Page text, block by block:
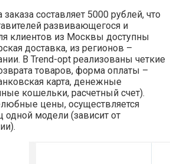
составляет 5000 рублей, что
развивающегося и
клиентов из Москвы доступны
доставка, из регионов –
В Trend-opt реализованы четкие
товаров, форма оплаты –
карта, денежные
кошельки, расчетный счет).
цены, осуществляется
одной модели (зависит от